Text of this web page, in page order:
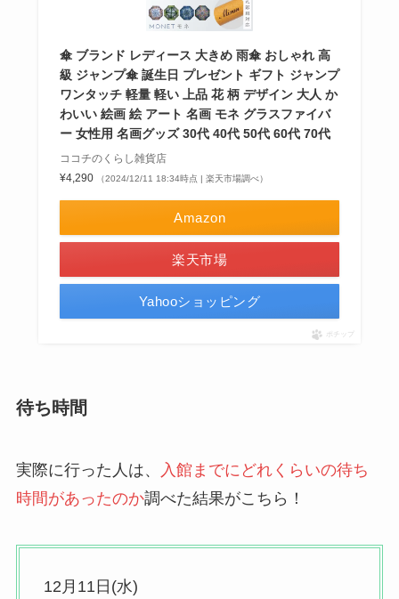
傘 ブランド レディース 大きめ 雨傘 おしゃれ 高
級 ジャンプ傘 誕生日 プレゼント ギフト ジャンプ
ワンタッチ 軽量 軽い 上品 花 柄 デザイン 大人 か
わいい 絵画 絵 アート 名画 モネ グラスファイバ
ー 女性用 名画グッズ 30代 40代 50代 60代 70代
ココチのくらし雑貨店
¥4,290
（2024/12/11 18:34時点 | 楽天市場調べ）
Amazon
楽天市場
Yahooショッピング
ポチップ
待ち時間
実際に行った人は、
入館までにどれくらいの待ち
時間があったのか調べた結果がこちら！
12月11日(水)